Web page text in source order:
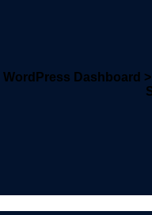
WordPress Dashboard